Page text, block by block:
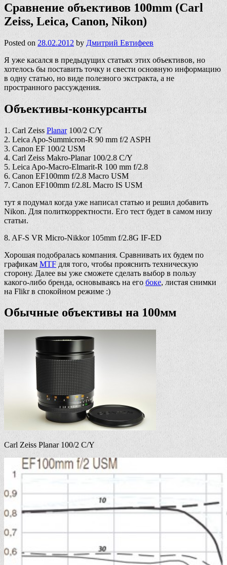
Сравнение объективов 100mm (Carl
Zeiss, Leica, Canon, Nikon)
Posted on 28.02.2012 by Дмитрий Евтифеев
Я уже касался в предыдущих статьях этих объективов, но
хотелось бы поставить точку и свести основную информацию
в одну статью, но виде полезного экстракта, а не
пространного рассуждения.
Объективы-конкурсанты
1. Carl Zeiss Planar100/2 C/Y
2. Leica Apo-Summicron-R 90 mm f/2 ASPH
3. Canon EF 100/2 USM
4. Carl Zeiss Makro-Planar 100/2.8 C/Y
5. Leica Apo-Macro-Elmarit-R 100 mm f/2.8
6. Canon EF100mm f/2.8 Macro USM
7. Canon EF100mm f/2.8L Macro IS USM
тут я подумал когда уже написал статью и решил добавить
Nikon. Для политкорректности. Его тест будет в самом низу
статьи.
8. AF-S VR Micro-Nikkor 105mm f/2.8G IF-ED
Хорошая подобралась компания. Сравнивать их будем по
графикам MTF для того, чтобы прояснить техническую
сторону. Далее вы уже сможете сделать выбор в пользу
какого-либо бренда, основываясь на его боке, листая снимки
на Flikr в спокойном режиме :)
Обычные объективы на 100мм
Carl Zeiss Planar 100/2 C/Y